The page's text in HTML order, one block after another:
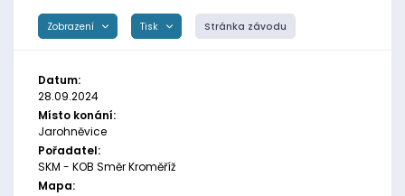
Zobrazení Tisk Stránka závodu
Datum:
28.09.2024
Místo konání:
Jarohněvice
Pořadatel:
SKM - KOB Směr Kroměříž
Mapa: